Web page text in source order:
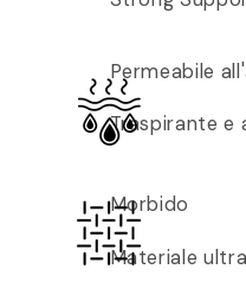
Permeabile
Traspirante e
Morbido
Materiale